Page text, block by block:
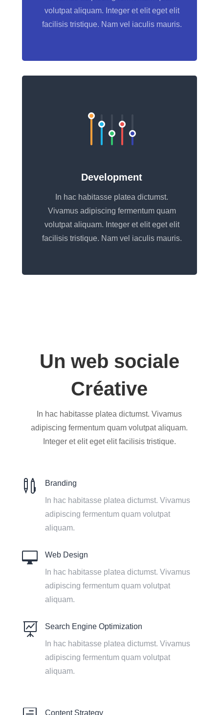
volutpat aliquam. Integer et elit eget elit
facilisis tristique. Nam vel iaculis mauris.
Development
In hac habitasse platea dictumst.
Vivamus adipiscing fermentum quam
volutpat aliquam. Integer et elit eget elit
facilisis tristique. Nam vel iaculis mauris.
Un web sociale
Créative
In hac habitasse platea dictumst. Vivamus
adipiscing fermentum quam volutpat aliquam.
Integer et elit eget elit facilisis tristique.
 Branding
In hac habitasse platea dictumst. Vivamus
adipiscing fermentum quam volutpat
aliquam.
 Web Design
In hac habitasse platea dictumst. Vivamus
adipiscing fermentum quam volutpat
aliquam.
 Search Engine Optimization
In hac habitasse platea dictumst. Vivamus
adipiscing fermentum quam volutpat
aliquam.
Content Strategy